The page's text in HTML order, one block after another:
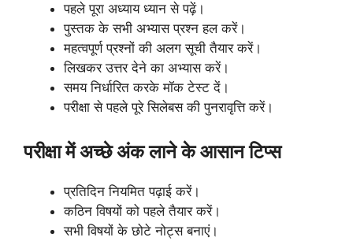
पहले पूरा अध्याय ध्यान से पढ़ें।
पुस्तक के सभी अभ्यास प्रश्न हल करें।
महत्वपूर्ण प्रश्नों की अलग सूची तैयार करें।
लिखकर उत्तर देने का अभ्यास करें।
समय निर्धारित करके मॉक टेस्ट दें।
परीक्षा से पहले पूरे सिलेबस की पुनरावृत्ति करें।
परीक्षा में अच्छे अंक लाने के आसान टिप्स
प्रतिदिन नियमित पढ़ाई करें।
कठिन विषयों को पहले तैयार करें।
सभी विषयों के छोटे नोट्स बनाएं।